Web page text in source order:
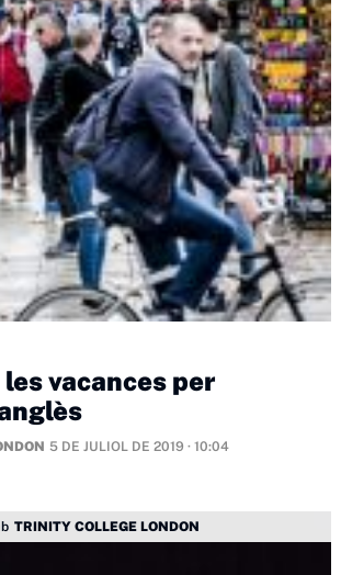
vacances per
5 DE JULIOL DE 2019 · 10:04
TRINITY COLLEGE LONDON